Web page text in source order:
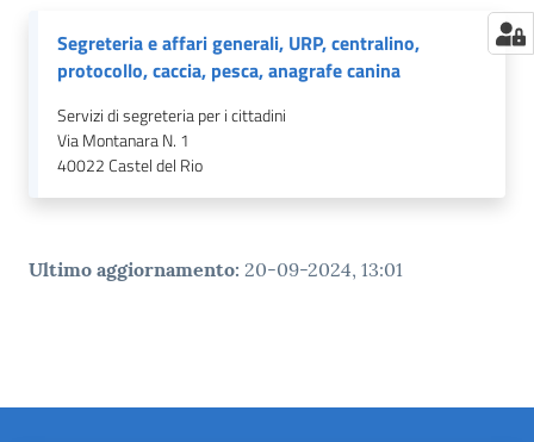
Segreteria e affari generali, URP, centralino,
protocollo, caccia, pesca, anagrafe canina
Servizi di segreteria per i cittadini
Via Montanara N. 1
40022Castel del Rio
Ultimo aggiornamento: 20-09-2024, 13:01